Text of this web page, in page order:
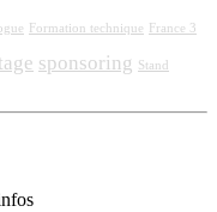
Formation technique France 3
sponsoring Stand